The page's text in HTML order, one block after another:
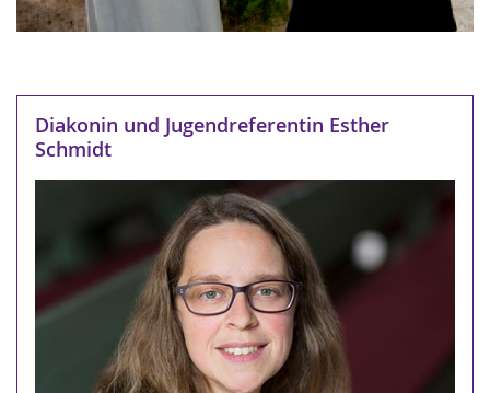
Diakonin und Jugendreferentin Esther
Schmidt